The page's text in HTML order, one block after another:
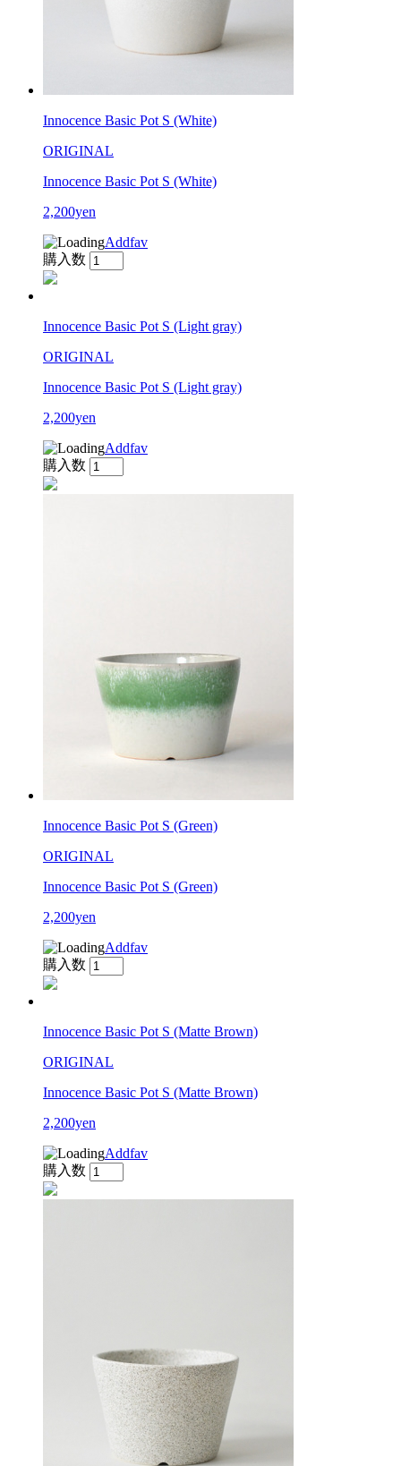
Innocence Basic Pot S (White)
ORIGINAL
Innocence Basic Pot S (White)
2,200yen
Addfav
購入数
Innocence Basic Pot S (Light gray)
ORIGINAL
Innocence Basic Pot S (Light gray)
2,200yen
Addfav
購入数
Innocence Basic Pot S (Green)
ORIGINAL
Innocence Basic Pot S (Green)
2,200yen
Addfav
購入数
Innocence Basic Pot S (Matte Brown)
ORIGINAL
Innocence Basic Pot S (Matte Brown)
2,200yen
Addfav
購入数